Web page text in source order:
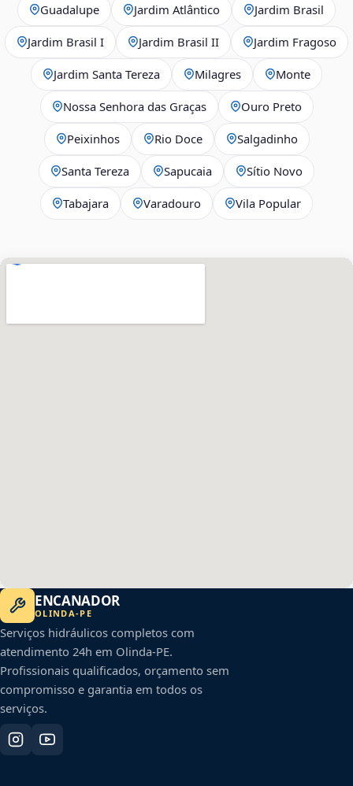
Guadalupe Jardim Atlântico Jardim Brasil
Jardim Brasil I Jardim Brasil II Jardim Fragoso
Jardim Santa Tereza Milagres Monte
Nossa Senhora das Graças Ouro Preto
Peixinhos Rio Doce Salgadinho
Santa Tereza Sapucaia Sítio Novo
Tabajara Varadouro Vila Popular
ENCANADOR
OLINDA-PE
Serviços hidráulicos completos com
atendimento 24h em Olinda-PE.
Profissionais qualificados, orçamento sem
compromisso e garantia em todos os
serviços.